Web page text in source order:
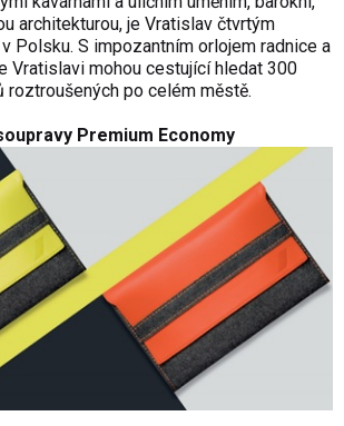
architekturou, je Vratislav čtvrtým
Polsku. S impozantním orlojem radnice a
Vratislavi mohou cestující hledat 300
roztroušených po celém městě.
Premium Economy